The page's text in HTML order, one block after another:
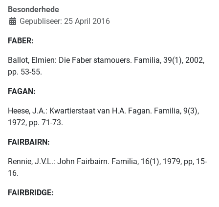
Besonderhede
Gepubliseer: 25 April 2016
FABER:
Ballot, Elmien: Die Faber stamouers. Familia, 39(1), 2002,
pp. 53-55.
FAGAN:
Heese, J.A.: Kwartierstaat van H.A. Fagan. Familia, 9(3),
1972, pp. 71-73.
FAIRBAIRN:
Rennie, J.V.L.: John Fairbairn. Familia, 16(1), 1979, pp, 15-
16.
FAIRBRIDGE: